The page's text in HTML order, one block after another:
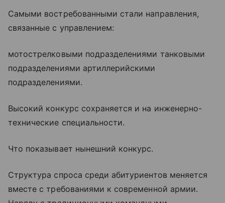
Самыми востребованными стали направления,
связанные с управлением:
мотострелковыми подразделениями танковыми
подразделениями артиллерийскими
подразделениями.
Высокий конкурс сохраняется и на инженерно-
технические специальности.
Что показывает нынешний конкурс.
Структура спроса среди абитуриентов меняется
вместе с требованиями к современной армии.